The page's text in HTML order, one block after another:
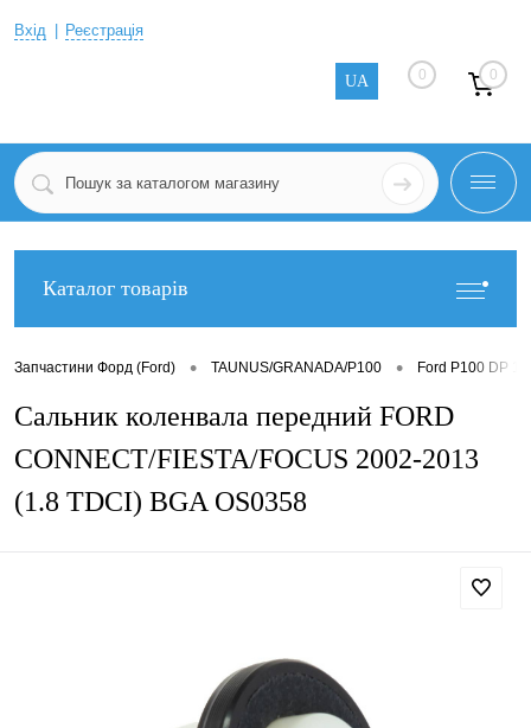
Вхід Реєстрація
UA 0 0
Каталог товарів
Запчастини Форд (Ford) • TAUNUS/GRANADA/P100 • Ford P100 DP
Сальник коленвала передний FORD
CONNECT/FIESTA/FOCUS 2002-2013
(1.8 TDCI) BGA OS0358